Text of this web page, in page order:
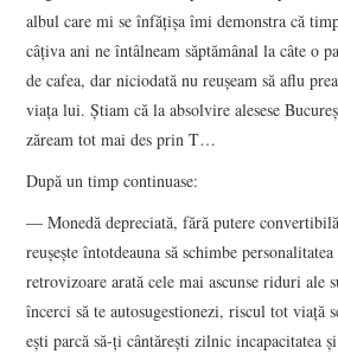
albul care mi se înfăţişa îmi demonstra că
câţiva ani ne întâlneam săptămânal la câte o
de cafea, dar niciodată nu reuşeam să aflu
viaţa lui. Ştiam că la absolvire alesese
zăream tot mai des prin T…
După un timp continuase:
― Monedă depreciată, fără putere
reuşeşte întotdeauna să schimbe
retrovizoare arată cele mai ascunse riduri ale
încerci să te autosugestionezi, riscul tot viaţă
eşti parcă să-ţi cântăreşti zilnic incapacitatea